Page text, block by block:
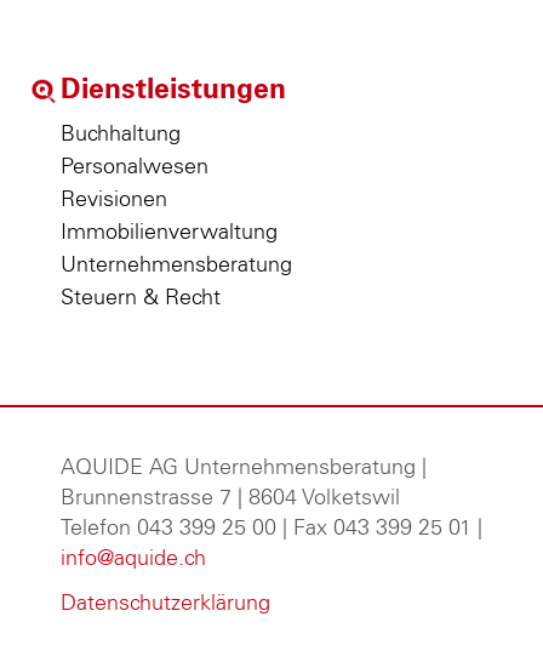
Dienstleistungen
Buchhaltung
Personalwesen
Revisionen
Immobilienverwaltung
Unternehmensberatung
Steuern & Recht
AQUIDE AG Unternehmensberatung
Brunnenstrasse 7 | 8604 Volketswil
Telefon 043 399 25 00 | Fax 043 399 25 01 |
info@aquide.ch
Datenschutzerklärung